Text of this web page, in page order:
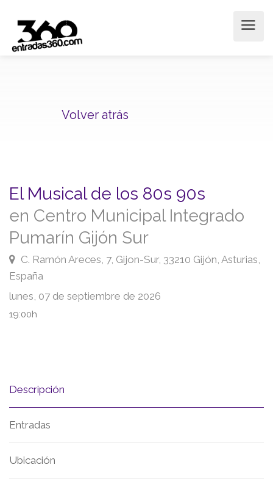
Volver atrás
El Musical de los 80s 90s
en Centro Municipal Integrado
Pumarín Gijón Sur
C. Ramón Areces, 7, Gijon-Sur, 33210 Gijón, Asturias,
España
lunes, 07 de septiembre de 2026
19:00h
Descripción
Entradas
Ubicación